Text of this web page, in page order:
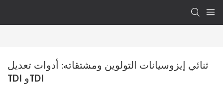
ثنائي إيزوسيانات التولوين ومشتقاته: أدوات تعديل
TDI وTDI